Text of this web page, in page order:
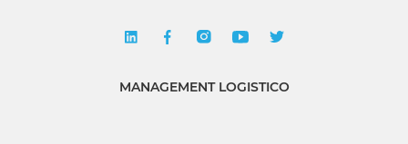
MANAGEMENT LOGISTICO